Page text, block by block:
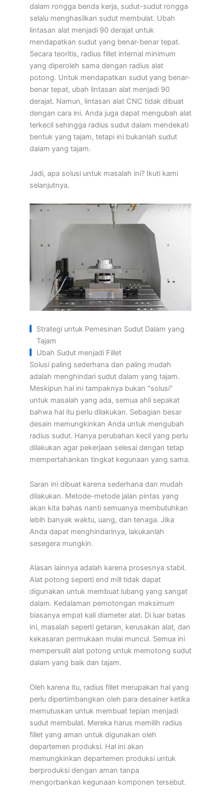
dalam rongga benda kerja, sudut-sudut rongga
selalu menghasilkan sudut membulat. Ubah
lintasan alat menjadi 90 derajat untuk
mendapatkan sudut yang benar-benar tepat.
Secara teoritis, radius fillet internal minimum
yang diperoleh sama dengan radius alat
potong. Untuk mendapatkan sudut yang benar-
benar tepat, ubah lintasan alat menjadi 90
derajat. Namun, lintasan alat CNC tidak dibuat
dengan cara ini. Anda juga dapat mengubah alat
terkecil sehingga radius sudut dalam mendekati
bentuk yang tajam, tetapi ini bukanlah sudut
dalam yang tajam.
Jadi, apa solusi untuk masalah ini? Ikuti kami
selanjutnya.
Strategi untuk Pemesinan Sudut Dalam yang
Tajam
Ubah Sudut menjadi Fillet
Solusi paling sederhana dan paling mudah
adalah menghindari sudut dalam yang tajam.
Meskipun hal ini tampaknya bukan "solusi"
untuk masalah yang ada, semua ahli sepakat
bahwa hal itu perlu dilakukan. Sebagian besar
desain memungkinkan Anda untuk mengubah
radius sudut. Hanya perubahan kecil yang perlu
dilakukan agar pekerjaan selesai dengan tetap
mempertahankan tingkat kegunaan yang sama.
Saran ini dibuat karena sederhana dan mudah
dilakukan. Metode-metode jalan pintas yang
akan kita bahas nanti semuanya membutuhkan
lebih banyak waktu, uang, dan tenaga. Jika
Anda dapat menghindarinya, lakukanlah
sesegera mungkin.
Alasan lainnya adalah karena prosesnya stabil.
Alat potong seperti end mill tidak dapat
digunakan untuk membuat lubang yang sangat
dalam. Kedalaman pemotongan maksimum
biasanya empat kali diameter alat. Di luar batas
ini, masalah seperti getaran, kerusakan alat, dan
kekasaran permukaan mulai muncul. Semua ini
mempersulit alat potong untuk memotong sudut
dalam yang baik dan tajam.
Oleh karena itu, radius fillet merupakan hal yang
perlu dipertimbangkan oleh para desainer ketika
memutuskan untuk membuat tepian menjadi
sudut membulat. Mereka harus memilih radius
fillet yang aman untuk digunakan oleh
departemen produksi. Hal ini akan
memungkinkan departemen produksi untuk
berproduksi dengan aman tanpa
mengorbankan kegunaan komponen tersebut.